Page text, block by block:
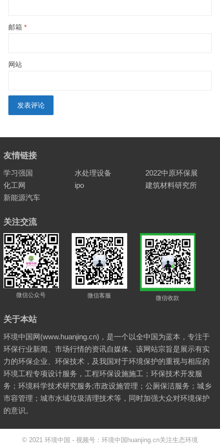
邮箱 *
网站
友情链接
学习强国 水处理设备
2022中原环保展
化工网
ipo
建筑材料研究所
新能源汽车
关注交流
微信公众号 微信客服 微信收款
关于本站
环境中国网(www.huanjing.cn)，是一个以全中国为蓝本，专注于
环保行业新闻、市场行情的资讯自媒体。该网站宗旨是展示有实
力的环保企业、环保技术，及我国对于环境保护的重视与相应的
环境工程专项设计服务，工程环保设施施工；环保技术开发服
务；环境科学技术研究服务;市政设施管理；公厕保洁服务；城乡
市容管理；城市水域垃圾清理技术等，同时加强大众对环境保护
的意识。
© 2021 环境中国 - 视频号：环境中国huanjing.cn关注生态环境